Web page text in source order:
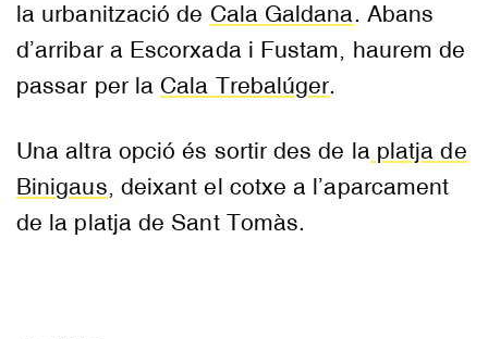
la urbanització de Cala Galdana. Abans
d’arribar a Escorxada i Fustam, haurem de
passar per la Cala Trebalúger.
Una altra opció és sortir des de laplatja de
Binigaus, deixant el cotxe a l’aparcament
de la platja de Sant Tomàs.